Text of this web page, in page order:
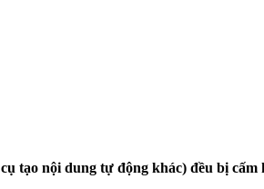
tạo nội dung tự động khác) đều bị